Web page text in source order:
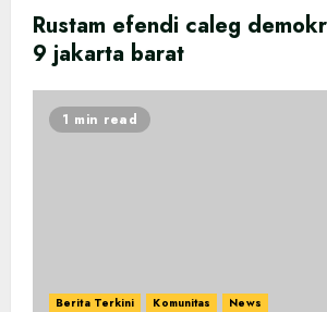
Rustam efendi caleg
9 jakarta barat
1 min read
Berita Terkini Komunitas News